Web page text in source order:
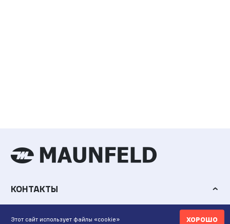
КОНТАКТЫ
Этот сайт использует файлы «cookie» ХОРОШО